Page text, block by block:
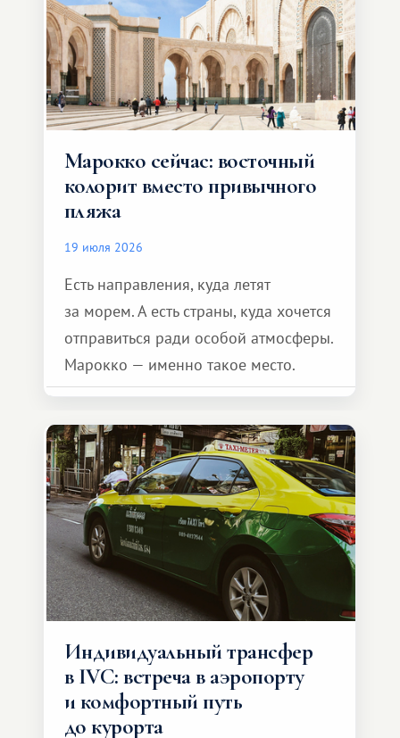
Марокко сейчас: восточный
колорит вместо привычного
пляжа
19 июля 2026
Есть направления, куда летят
за морем. А есть страны, куда хочется
отправиться ради особой атмосферы.
Марокко — именно такое место.
Индивидуальный трансфер
в IVC: встреча в аэропорту
и комфортный путь
до курорта